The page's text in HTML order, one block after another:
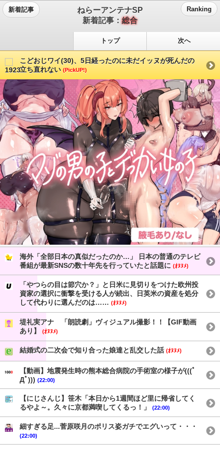
新着記事
ねらーアンテナSP
新着記事：総合
Ranking
トップ 次へ
こどおじワイ(30)、5日経ったのに未だイッヌが死んだの
立ち直れない (PickUP!)
海外「全部日本の真似だったのか…」 日本の普通のテレビ
番組が最新SNSの数十年先を行っていたと話題に (ｵﾇﾇﾒ)
「やつらの目は節穴か？」と日米に見切りをつけた欧州投
資家の選択に衝撃を受ける人が続出、日英米の資産を処分
して代わりに選んだのは…… (ｵﾇﾇﾒ)
堤礼実アナ 「朗読劇」ヴィジュアル撮影！！【GIF動画
あり】
(ｵﾇﾇﾒ)
結婚式の二次会で知り合った娘達と乱交した話 (ｵﾇﾇﾒ)
【動画】地震発生時の熊本総合病院の手術室の様子が(((ﾟ
Дﾟ))) (22:00)
【にじさんじ】笹木「本日から1週間ほど里に帰省してく
るやよ～。久々に京都満喫してくるっ！」
(22:00)
細すぎる足...菅原咲月のポリス姿ガチでエグいって・・・
(22:00)